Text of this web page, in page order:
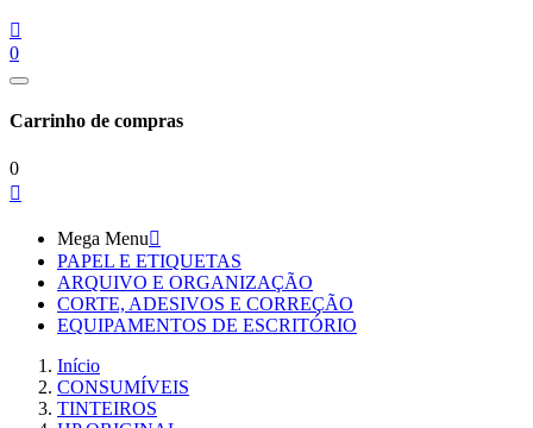

0
Carrinho de compras
0

Mega Menu
PAPEL E ETIQUETAS
ARQUIVO E ORGANIZAÇÃO
CORTE, ADESIVOS E CORREÇÃO
EQUIPAMENTOS DE ESCRITÓRIO
Início
CONSUMÍVEIS
TINTEIROS